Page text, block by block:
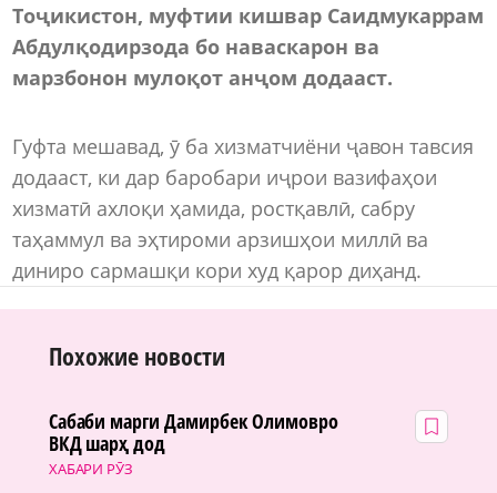
Тоҷикистон, муфтии кишвар Саидмукаррам
Абдулқодирзода бо наваскарон ва
марзбонон мулоқот анҷом додааст.
Гуфта мешавад, ӯ ба хизматчиёни ҷавон тавсия
додааст, ки дар баробари иҷрои вазифаҳои
хизматӣ ахлоқи ҳамида, ростқавлӣ, сабру
таҳаммул ва эҳтироми арзишҳои миллӣ ва
диниро сармашқи кори худ қарор диҳанд.
Похожие новости
ХАБАРИ РӮЗ
Сабаби марги Дамирбек Олимовро
ВКД шарҳ дод